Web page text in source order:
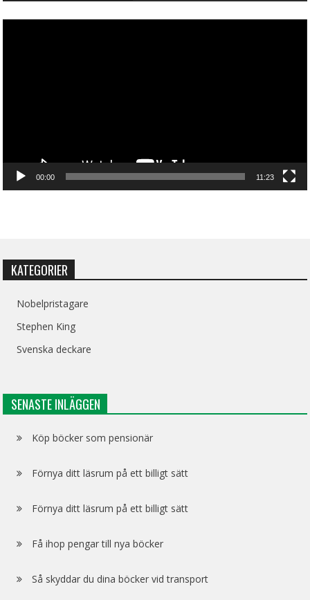
00:00 11:23
KATEGORIER
Nobelpristagare
Stephen King
Svenska deckare
SENASTE INLÄGGEN
Köp böcker som pensionär
Förnya ditt läsrum på ett billigt sätt
Förnya ditt läsrum på ett billigt sätt
Få ihop pengar till nya böcker
Så skyddar du dina böcker vid transport